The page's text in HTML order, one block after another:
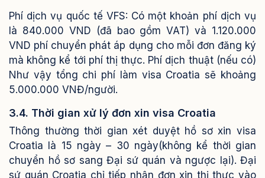
Phí dịch vụ quốc tế VFS: Có một khoản phí dịch vụ
là 840.000 VND (đã bao gồm VAT) và 1.120.000
VND phí chuyển phát áp dụng cho mỗi đơn đăng ký
mà không kể tới phí thị thực. Phí dịch thuật (nếu có)
Như vậy tổng chi phí làm visa Croatia sẽ khoảng
5.000.000 VNĐ/người.
3.4. Thời gian xử lý đơn xin visa Croatia
Thông thường thời gian xét duyệt hồ sơ xin visa
Croatia là 15 ngày – 30 ngày(không kể thời gian
chuyển hồ sơ sang Đại sứ quán và ngược lại). Đại
sứ quán Croatia chỉ tiếp nhận đơn xin thị thực vào